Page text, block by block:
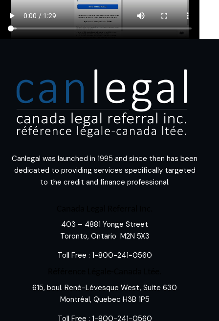
Canlegal was launched in 1995 and since then has been
dedicated to providing services specifically targeted
to the credit and finance professional.
403 – 4881 Yonge Street
Toronto, Ontario M2N 5X3
Toll Free : 1-800-241-0560
615, boul. René-Lévesque West, Suite 630
Montréal, Quebec H3B 1P5
Toll Free : 1-800-241-0560